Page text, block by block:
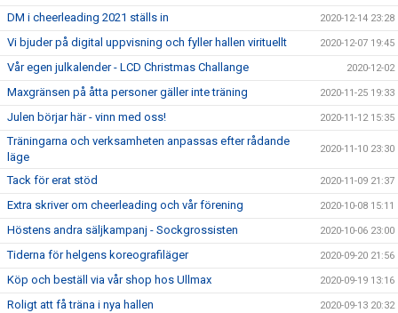
DM i cheerleading 2021 ställs in 2020-12-14 23:28
Vi bjuder på digital uppvisning och fyller hallen virituellt 2020-12-07 19:45
Vår egen julkalender - LCD Christmas Challange 2020-12-02
Maxgränsen på åtta personer gäller inte träning 2020-11-25 19:33
Julen börjar här - vinn med oss! 2020-11-12 15:35
Träningarna och verksamheten anpassas efter rådande
läge
2020-11-10 23:30
Tack för erat stöd 2020-11-09 21:37
Extra skriver om cheerleading och vår förening 2020-10-08 15:11
Höstens andra säljkampanj - Sockgrossisten 2020-10-06 23:00
Tiderna för helgens koreografiläger 2020-09-20 21:56
Köp och beställ via vår shop hos Ullmax 2020-09-19 13:16
Roligt att få träna i nya hallen 2020-09-13 20:32